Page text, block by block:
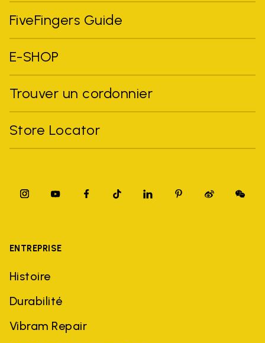
FiveFingers Guide
E-SHOP
Trouver un cordonnier
Store Locator
ENTREPRISE
Histoire
Durabilité
Vibram Repair